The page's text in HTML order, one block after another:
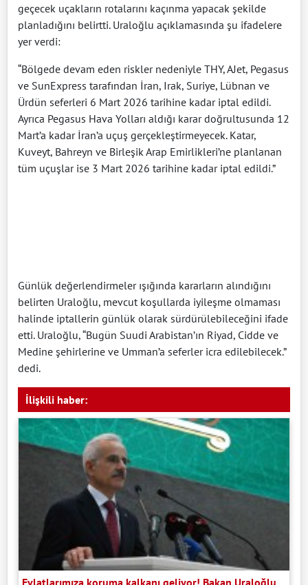
geçecek uçakların rotalarını kaçınma yapacak şekilde
planladığını belirtti. Uraloğlu açıklamasında şu ifadelere
yer verdi:
“Bölgede devam eden riskler nedeniyle THY, AJet, Pegasus
ve SunExpress tarafından İran, Irak, Suriye, Lübnan ve
Ürdün seferleri 6 Mart 2026 tarihine kadar iptal edildi.
Ayrıca Pegasus Hava Yolları aldığı karar doğrultusunda 12
Mart’a kadar İran’a uçuş gerçekleştirmeyecek. Katar,
Kuveyt, Bahreyn ve Birleşik Arap Emirlikleri’ne planlanan
tüm uçuşlar ise 3 Mart 2026 tarihine kadar iptal edildi.”
Günlük değerlendirmeler ışığında kararların alındığını
belirten Uraloğlu, mevcut koşullarda iyileşme olmaması
halinde iptallerin günlük olarak sürdürülebileceğini ifade
etti. Uraloğlu, “Bugün Suudi Arabistan’ın Riyad, Cidde ve
Medine şehirlerine ve Umman’a seferler icra edilebilecek.”
dedi.
İlişkili haber: